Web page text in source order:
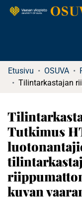
Etusivu OSUVA
Tutkimus
kuvan